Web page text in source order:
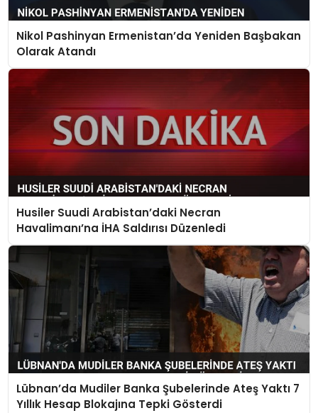
Nikol Pashinyan Ermenistan’da Yeniden Başbakan
Olarak Atandı
Husiler Suudi Arabistan’daki Necran
Havalimanı’na İHA Saldırısı Düzenledi
Lübnan’da Mudiler Banka Şubelerinde Ateş Yaktı 7
Yıllık Hesap Blokajına Tepki Gösterdi